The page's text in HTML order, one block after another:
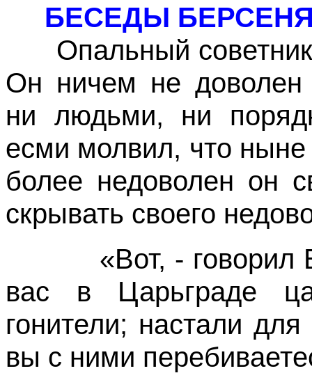
БЕСЕДЫ
Опальный советник,
Он ничем не доволен
ни людьми, ни
есми молвил, что
более недоволен он
скрывать своего
«Вот, - говорил
вас в Царьграде
гонители; настали
вы с ними